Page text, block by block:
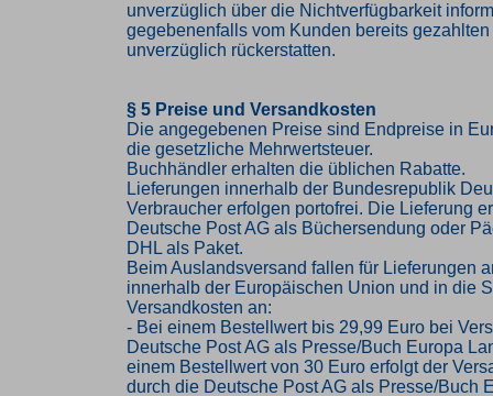
unverzüglich über die Nichtverfügbarkeit
gegebenenfalls vom Kunden bereits
unverzüglich rückerstatten.
§ 5 Preise und Versandkosten
Die angegebenen Preise sind Endpreise in
die gesetzliche Mehrwertsteuer.
Buchhändler erhalten die üblichen Rabatte.
Lieferungen innerhalb der Bundesrepublik
Verbraucher erfolgen portofrei. Die Lieferung
Deutsche Post AG als Büchersendung oder
DHL als Paket.
Beim Auslandsversand fallen für Lieferungen
innerhalb der Europäischen Union und in die
Versandkosten an:
- Bei einem Bestellwert bis 29,99 Euro bei
Deutsche Post AG als Presse/Buch Europa
einem Bestellwert von 30 Euro erfolgt der
durch die Deutsche Post AG als Presse/Buch